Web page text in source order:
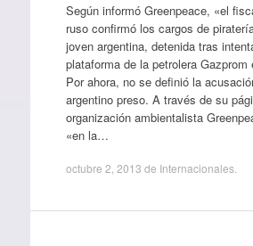
Según informó Greenpeace, «el
ruso confirmó los cargos de
joven argentina, detenida tras
plataforma de la petrolera Gazprom
Por ahora, no se definió la
argentino preso. A través de su
organización ambientalista
«en la…
octubre 2, 2013 de Internacionales.